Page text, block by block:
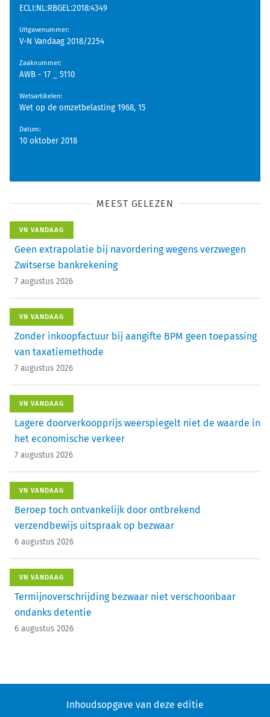
ECLI:NL:RBGEL:2018:4349
Uitgavenummer:
V-N Vandaag 2018/2254
Zaaknummer:
AWB - 17 _ 5110
Wetsartikelen:
Wet op de omzetbelasting 1968, 15
Datum:
10 oktober 2018
MEEST GELEZEN
VN VANDAAG
Geen extrapolatie bij navordering wegens verzwegen
Zwitserse bankrekening
7 augustus 2026
VN VANDAAG
Zonder inkoopfactuur bij aangifte BPM geen toepassing
van taxatiemethode
7 augustus 2026
VN VANDAAG
Lagere doorverkoopprijs weerspiegelt niet de waarde in
het economische verkeer
7 augustus 2026
VN VANDAAG
Beroep toch ontvankelijk door ontbrekend
verzendbewijs uitspraak op bezwaar
6 augustus 2026
VN VANDAAG
Termijnoverschrijding bezwaar niet verschoonbaar
ondanks detentie
6 augustus 2026
Inhoudsopgave van deze editie